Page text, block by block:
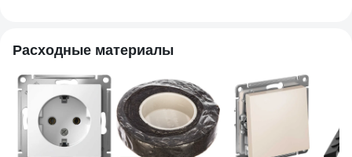
Расходные материалы